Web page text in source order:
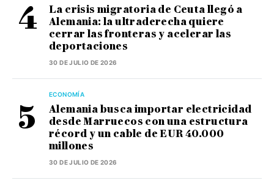
La crisis migratoria de Ceuta llegó a
Alemania: la ultraderecha quiere
cerrar las fronteras y acelerar las
deportaciones
30 DE JULIO DE 2026
ECONOMÍA
Alemania busca importar electricidad
desde Marruecos con una estructura
récord y un cable de EUR 40.000
millones
30 DE JULIO DE 2026